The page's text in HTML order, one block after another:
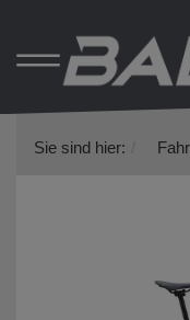
Sie sind hier: